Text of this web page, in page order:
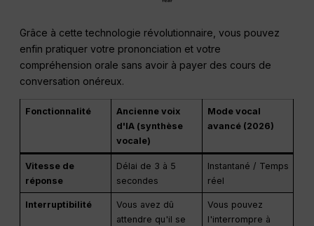
Grâce à cette technologie révolutionnaire, vous pouvez
enfin pratiquer votre prononciation et votre
compréhension orale sans avoir à payer des cours de
conversation onéreux.
Fonctionnalité
Ancienne voix
d'IA (synthèse
vocale)
Mode vocal
avancé (2026)
Vitesse de
réponse
Délai de 3 à 5
secondes
Instantané / Temps
réel
Interruptibilité
Vous avez dû
attendre qu'il se
Vous pouvez
l'interrompre à